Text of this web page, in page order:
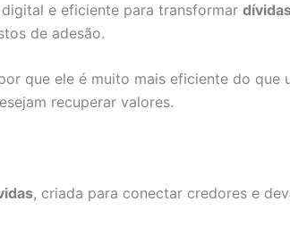
e eficiente para transformar
de adesão.
que ele é muito mais eficiente do que
recuperar valores.
, criada para conectar credores e